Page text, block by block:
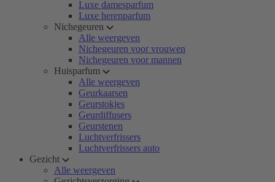
Luxe damesparfum
Luxe herenparfum
Nichegeuren
Alle weergeven
Nichegeuren voor vrouwen
Nichegeuren voor mannen
Huisparfum
Alle weergeven
Geurkaarsen
Geurstokjes
Geurdiffusers
Geurstenen
Luchtverfrissers
Luchtverfrissers auto
Gezicht
Alle weergeven